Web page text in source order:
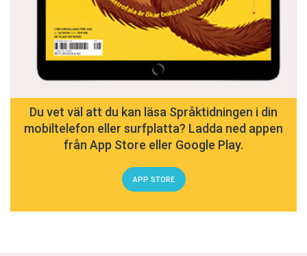
Du vet väl att du kan läsa Språktidningen i din
mobiltelefon eller surfplatta? Ladda ned appen
från App Store eller Google Play.
APP STORE